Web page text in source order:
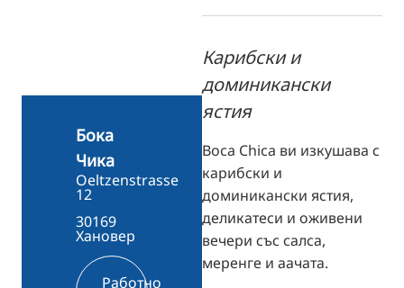
Карибски и
доминикански
ястия
Boca Chica ви изкушава с
карибски и
доминикански ястия,
деликатеси и оживени
вечери със салса,
меренге и аачата.
Бока
Чика
Oeltzenstrasse
12
30169
Хановер
Работно